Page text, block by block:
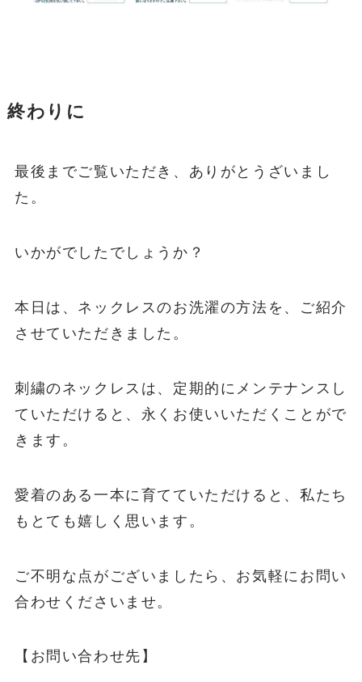
終わりに
最後までご覧いただき、ありがとうざいまし
た。
いかがでしたでしょうか？
本日は、ネックレスのお洗濯の方法を、ご紹介
させていただきました。
刺繍のネックレスは、定期的にメンテナンスし
ていただけると、永くお使いいただくことがで
きます。
愛着のある一本に育てていただけると、私たち
もとても嬉しく思います。
ご不明な点がございましたら、お気軽にお問い
合わせくださいませ。
【お問い合わせ先】